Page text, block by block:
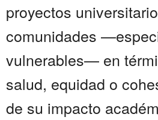
proyectos
comunidades
vulnerables— en
salud, equidad o
de su impacto